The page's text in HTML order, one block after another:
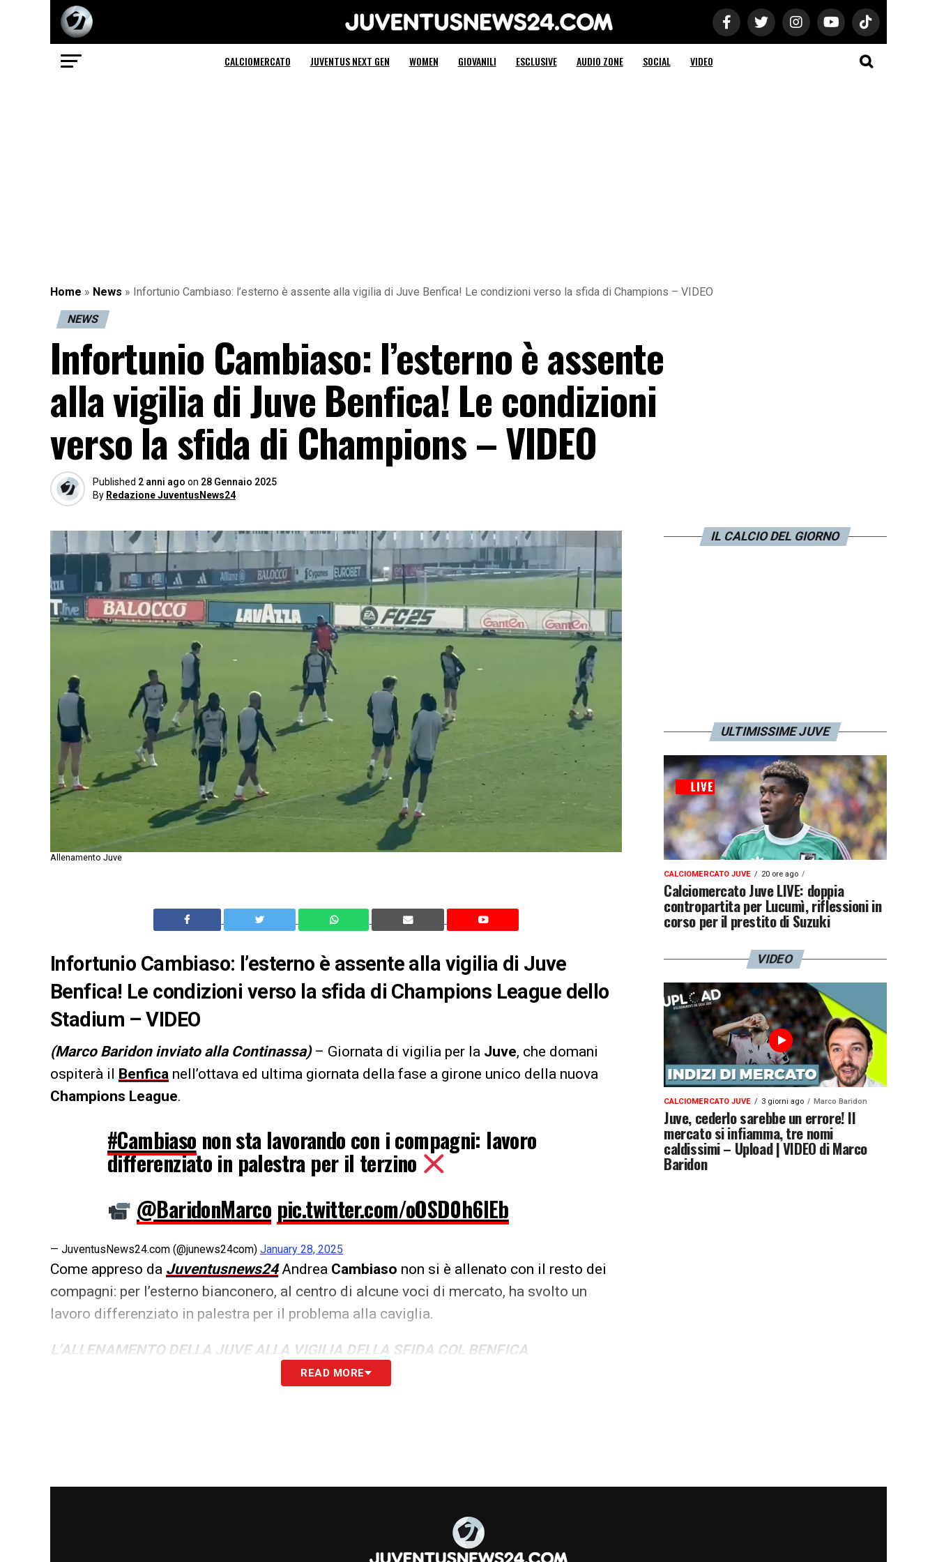
Juventus News 24
CALCIOMERCATO JUVENTUS NEXT GEN WOMEN GIOVANILI ESCLUSIVE AUDIO ZONE SOCIAL VIDEO
Home » News » Infortunio Cambiaso: l’esterno è assente alla vigilia di Juve Benfica! Le condizioni verso la sfida di Champions – VIDEO
NEWS
Infortunio Cambiaso: l’esterno è assente
alla vigilia di Juve Benfica! Le condizioni
verso la sfida di Champions – VIDEO
Published 2 anni ago on 28 Gennaio 2025
By Redazione JuventusNews24
Allenamento Juve
Infortunio Cambiaso: l’esterno è assente alla vigilia di Juve
Benfica! Le condizioni verso la sfida di Champions League dello
Stadium – VIDEO
(Marco Baridon inviato alla Continassa)– Giornata di vigilia per la Juve, che domani
ospiterà il Benfica nell’ottava ed ultima giornata della fase a girone unico della nuova
Champions League.
#Cambiaso non sta lavorando con i compagni: lavoro
differenziato in palestra per il terzino
@BaridonMarco pic.twitter.com/oOSD0h6IEb
— JuventusNews24.com (@junews24com) January 28, 2025
Come appreso da Juventusnews24Andrea Cambiaso non si è allenato con il resto dei
compagni: per l’esterno bianconero, al centro di alcune voci di mercato, ha svolto un
lavoro differenziato in palestra per il problema alla caviglia.
L’ALLENAMENTO DELLA JUVE ALLA VIGILIA DELLA SFIDA COL BENFICA
READ MORE
IL CALCIO DEL GIORNO
ULTIMISSIME JUVE
CALCIOMERCATO JUVE 20 ore ago
Calciomercato Juve LIVE: doppia
contropartita per Lucumì, riflessioni in
corso per il prestito di Suzuki
VIDEO
CALCIOMERCATO JUVE 3 giorni ago Marco Baridon
Juve, cederlo sarebbe un errore! Il
mercato si infiamma, tre nomi
caldissimi – Upload | VIDEO di Marco
Baridon